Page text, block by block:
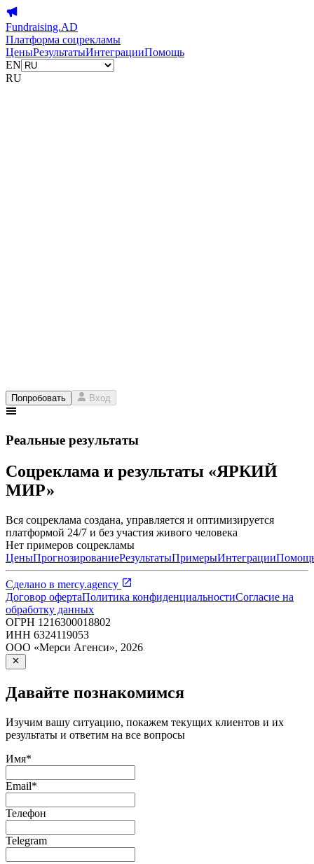
Fundraising.AD
Платформа соцрекламы
ЦеныРезультатыИнтеграцииПомощь
EN
RU
Попробовать Вход
Реальные результаты
Соцреклама и результаты «ЯРКИЙ
МИР»
Вся соцреклама создана, управляется и оптимизируется
платформой 24/7 и без участия живого человека
Нет примеров соцрекламы
ЦеныПрогнозированиеРезультатыПримерыИнтеграции
Сделано в mercy.agency
Договор офертаПолитика конфиденциальностиСогласие на
обработку данных
ОГРН 1216300018802
ИНН 6324119053
ООО «Мерси Агенси», 2026
Давайте познакомимся
Изучим вашу ситуацию, покажем текущих клиентов и их
результаты и ответим на все вопросы
Имя*
Email*
Телефон
Telegram